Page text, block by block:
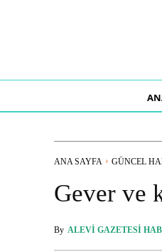
ANA SAYFA GÜNCEL
Gever ve
By ALEVI GAZETESI